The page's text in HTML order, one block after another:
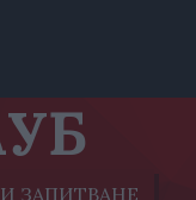
ЗАПИТВАНЕ